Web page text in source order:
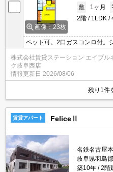
画像：23枚
敷
1ヶ月
2階
1LDK
ペット可。2口ガスコンロ付。
株式会社賃貸ステーション エイブル
ク岐阜西店
情報更新日 2026/08/06
残り1件
賃貸アパート FeliceⅡ
名鉄名古屋
岐阜県羽島
築10年
2階